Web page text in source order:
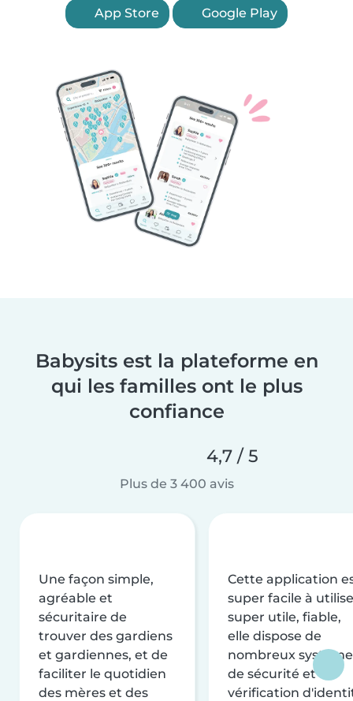
App Store Google Play
Babysits est la plateforme en
qui les familles ont le plus
confiance
4,7 / 5
Plus de 3 400 avis
Une façon simple,
agréable et
sécuritaire de
trouver des gardiens
et gardiennes, et de
faciliter le quotidien
des mères et des
Cette application
super facile à
super utile, fiable,
elle dispose de
nombreux
de sécurité et de
vérification